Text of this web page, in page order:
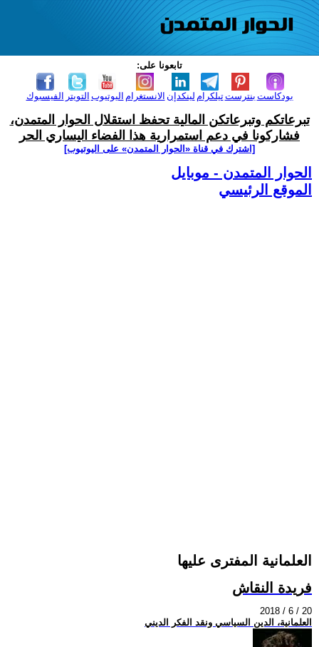
تابعونا على:
الفيسبوك التويتر اليوتيوب الانستغرام لينكدإن تيلكرامبنترست بودكاست
تبرعاتكم وتبرعاتكن المالية تحفظ استقلال الحوار المتمدن،
فشاركونا في دعم استمرارية هذا الفضاء اليساري الحر
[اشترك في قناة ‫«الحوار المتمدن» على اليوتيوب]
الحوار المتمدن - موبايل
الموقع الرئيسي
العلمانية المفترى عليها
فريدة النقاش
2018 / 6 / 20
العلمانية، الدين السياسي ونقد الفكر الديني